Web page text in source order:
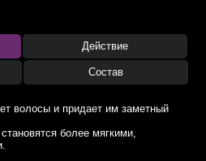
Действие
Состав
волосы и придает им заметный
более мягкими,